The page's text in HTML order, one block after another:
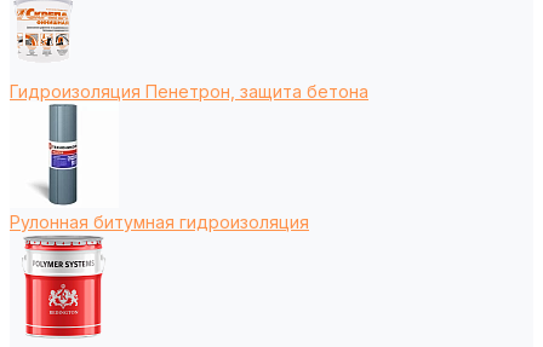
Гидроизоляция Пенетрон, защита бетона
Рулонная битумная гидроизоляция